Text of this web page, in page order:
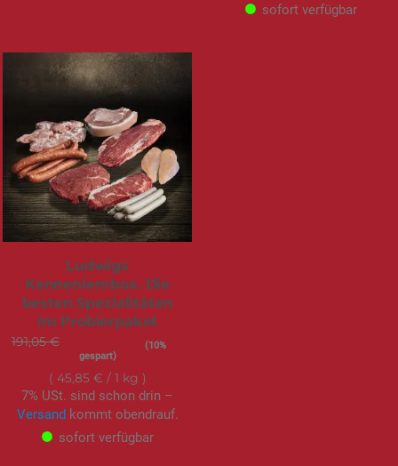
sofort verfügbar
Ludwigs
Kennenlernbox. Die
besten Spezialitäten
im Probierpaket
191,05 € Sonderangebot(10%
gespart)
45,85 €/ 1 kg
7% USt. sind schon drin –
Versandkommt obendrauf.
sofort verfügbar